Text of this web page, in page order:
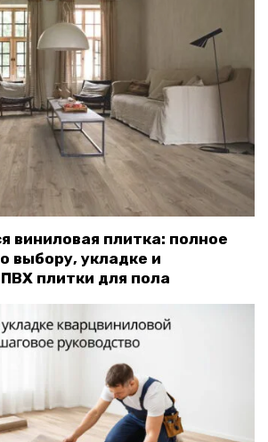
виниловая плитка: полное
выбору, укладке и
плитки для пола